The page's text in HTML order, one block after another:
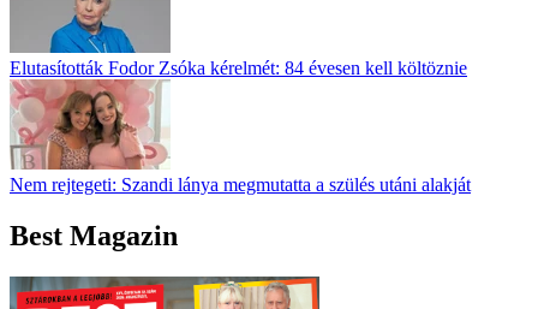
Elutasították Fodor Zsóka kérelmét: 84 évesen kell költöznie
Nem rejtegeti: Szandi lánya megmutatta a szülés utáni alakját
Best Magazin